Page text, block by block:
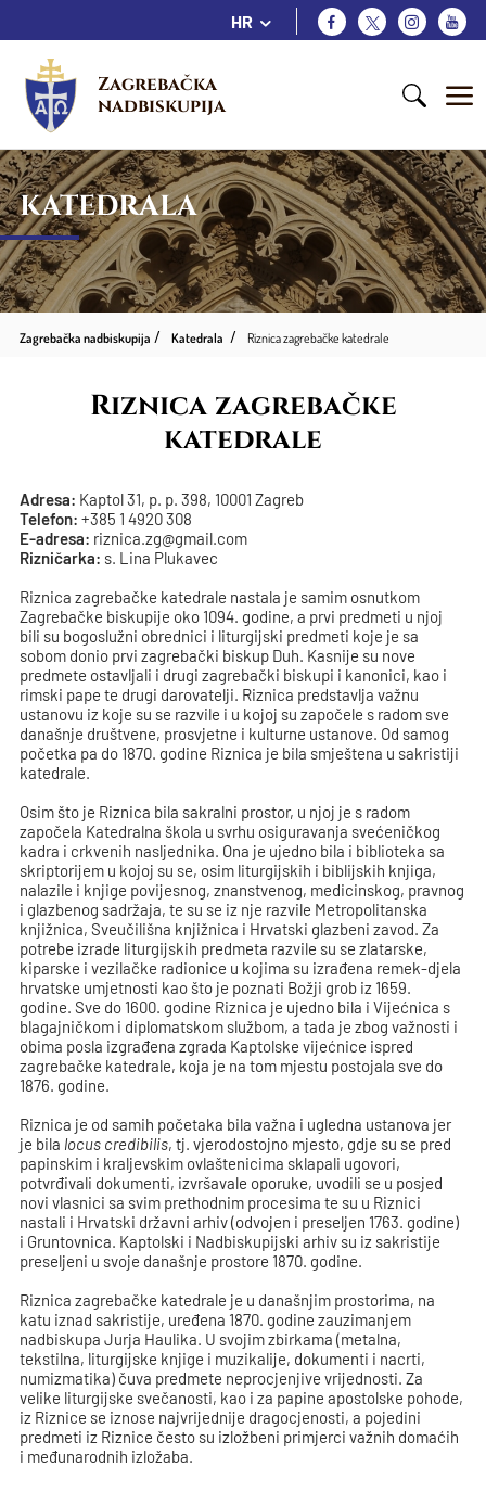
HR
Zagrebačka
nadbiskupija
KATEDRALA
Zagrebačka nadbiskupija Katedrala Riznica zagrebačke katedrale
Riznica zagrebačke
katedrale
Adresa: Kaptol 31, p. p. 398, 10001 Zagreb
Telefon: +385 1 4920 308
E-adresa: riznica.zg@gmail.com
Rizničarka: s. Lina Plukavec
Riznica zagrebačke katedrale nastala je samim osnutkom
Zagrebačke biskupije oko 1094. godine, a prvi predmeti u njoj
bili su bogoslužni obrednici i liturgijski predmeti koje je sa
sobom donio prvi zagrebački biskup Duh. Kasnije su nove
predmete ostavljali i drugi zagrebački biskupi i kanonici, kao i
rimski pape te drugi darovatelji. Riznica predstavlja važnu
ustanovu iz koje su se razvile i u kojoj su započele s radom sve
današnje društvene, prosvjetne i kulturne ustanove. Od samog
početka pa do 1870. godine Riznica je bila smještena u sakristiji
katedrale.
Osim što je Riznica bila sakralni prostor, u njoj je s radom
započela Katedralna škola u svrhu osiguravanja svećeničkog
kadra i crkvenih nasljednika. Ona je ujedno bila i biblioteka sa
skriptorijem u kojoj su se, osim liturgijskih i biblijskih knjiga,
nalazile i knjige povijesnog, znanstvenog, medicinskog, pravnog
i glazbenog sadržaja, te su se iz nje razvile Metropolitanska
knjižnica, Sveučilišna knjižnica i Hrvatski glazbeni zavod. Za
potrebe izrade liturgijskih predmeta razvile su se zlatarske,
kiparske i vezilačke radionice u kojima su izrađena remek-djela
hrvatske umjetnosti kao što je poznati Božji grob iz 1659.
godine. Sve do 1600. godine Riznica je ujedno bila i Vijećnica s
blagajničkom i diplomatskom službom, a tada je zbog važnosti i
obima posla izgrađena zgrada Kaptolske vijećnice ispred
zagrebačke katedrale, koja je na tom mjestu postojala sve do
1876. godine.
Riznica je od samih početaka bila važna i ugledna ustanova jer
je bila locus credibilis, tj. vjerodostojno mjesto, gdje su se pred
papinskim i kraljevskim ovlaštenicima sklapali ugovori,
potvrđivali dokumenti, izvršavale oporuke, uvodili se u posjed
novi vlasnici sa svim prethodnim procesima te su u Riznici
nastali i Hrvatski državni arhiv (odvojen i preseljen 1763. godine)
i Gruntovnica. Kaptolski i Nadbiskupijski arhiv su iz sakristije
preseljeni u svoje današnje prostore 1870. godine.
Riznica zagrebačke katedrale je u današnjim prostorima, na
katu iznad sakristije, uređena 1870. godine zauzimanjem
nadbiskupa Jurja Haulika. U svojim zbirkama (metalna,
tekstilna, liturgijske knjige i muzikalije, dokumenti i nacrti,
numizmatika) čuva predmete neprocjenjive vrijednosti. Za
velike liturgijske svečanosti, kao i za papine apostolske pohode,
iz Riznice se iznose najvrijednije dragocjenosti, a pojedini
predmeti iz Riznice često su izložbeni primjerci važnih domaćih
i međunarodnih izložaba.